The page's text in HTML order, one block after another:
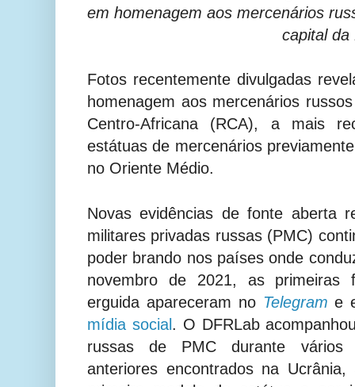
em homenagem aos mercenários
capital da
Fotos recentemente divulgadas
homenagem aos mercenários
Centro-Africana (RCA), a mais
estátuas de mercenários
no Oriente Médio.
Novas evidências de fonte aberta
militares privadas russas (PMC)
poder brando nos países onde
novembro de 2021, as primeiras
erguida apareceram no Telegram e
mídia social. O DFRLab
russas de PMC durante vários
anteriores encontrados na